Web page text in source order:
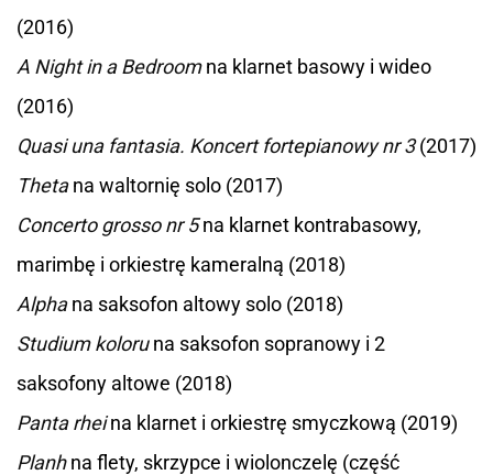
(2016)
A Night in a Bedroomna klarnet basowy i wideo
(2016)
Quasi una fantasia. Koncert fortepianowy nr 3(2017)
Thetana waltornię solo (2017)
Concerto grosso nr 5na klarnet kontrabasowy,
marimbę i orkiestrę kameralną (2018)
Alphana saksofon altowy solo (2018)
Studium koloruna saksofon sopranowy i 2
saksofony altowe (2018)
Panta rheina klarnet i orkiestrę smyczkową (2019)
Planhna flety, skrzypce i wiolonczelę (część